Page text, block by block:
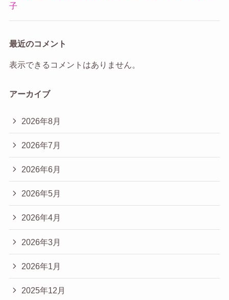
子
最近のコメント
表示できるコメントはありません。
アーカイブ
2026年8月
2026年7月
2026年6月
2026年5月
2026年4月
2026年3月
2026年1月
2025年12月